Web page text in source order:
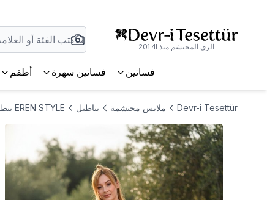
الزي المحتشم منذ 2014l
فساتين فساتين سهرة أطقم
Devr-i Tesettür ملابس محتشمة بناطيل EREN STYLE بنطال كتان باللون الخاكي مع تفاصيل تطريز فستو إيطالية على الأرجل